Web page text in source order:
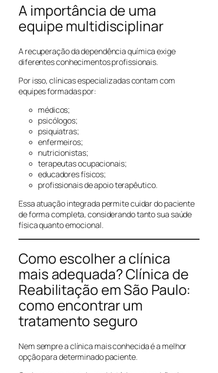
A importância de uma
equipe multidisciplinar
A recuperação da dependência química exige
diferentes conhecimentos profissionais.
Por isso, clínicas especializadas contam com
equipes formadas por:
médicos;
psicólogos;
psiquiatras;
enfermeiros;
nutricionistas;
terapeutas ocupacionais;
educadores físicos;
profissionais de apoio terapêutico.
Essa atuação integrada permite cuidar do paciente
de forma completa, considerando tanto sua saúde
física quanto emocional.
Como escolher a clínica
mais adequada? Clínica de
Reabilitação em São Paulo:
como encontrar um
tratamento seguro
Nem sempre a clínica mais conhecida é a melhor
opção para determinado paciente.